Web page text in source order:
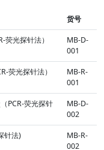
货号
荧光探针法）
MB-D-
001
荧光探针法）
MB-R-
001
PCR-荧光探针
MB-D-
002
针法)
MB-R-
002